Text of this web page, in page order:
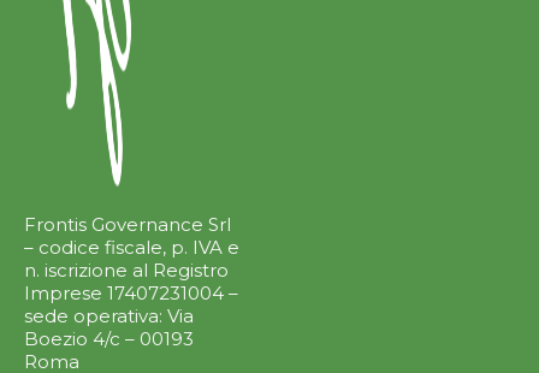
Frontis Governance Srl
– codice fiscale, p. IVA e
n. iscrizione al Registro
Imprese 17407231004 –
sede operativa: Via
Boezio 4/c – 00193
Roma